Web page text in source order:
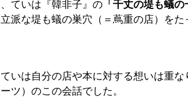
ていは『韓非子』の 「千丈の堤も蟻
派な堤も蟻の巣穴（＝蔦重の店）を
いは自分の店や本に対する想いは重
ツ）のこの会話でした。